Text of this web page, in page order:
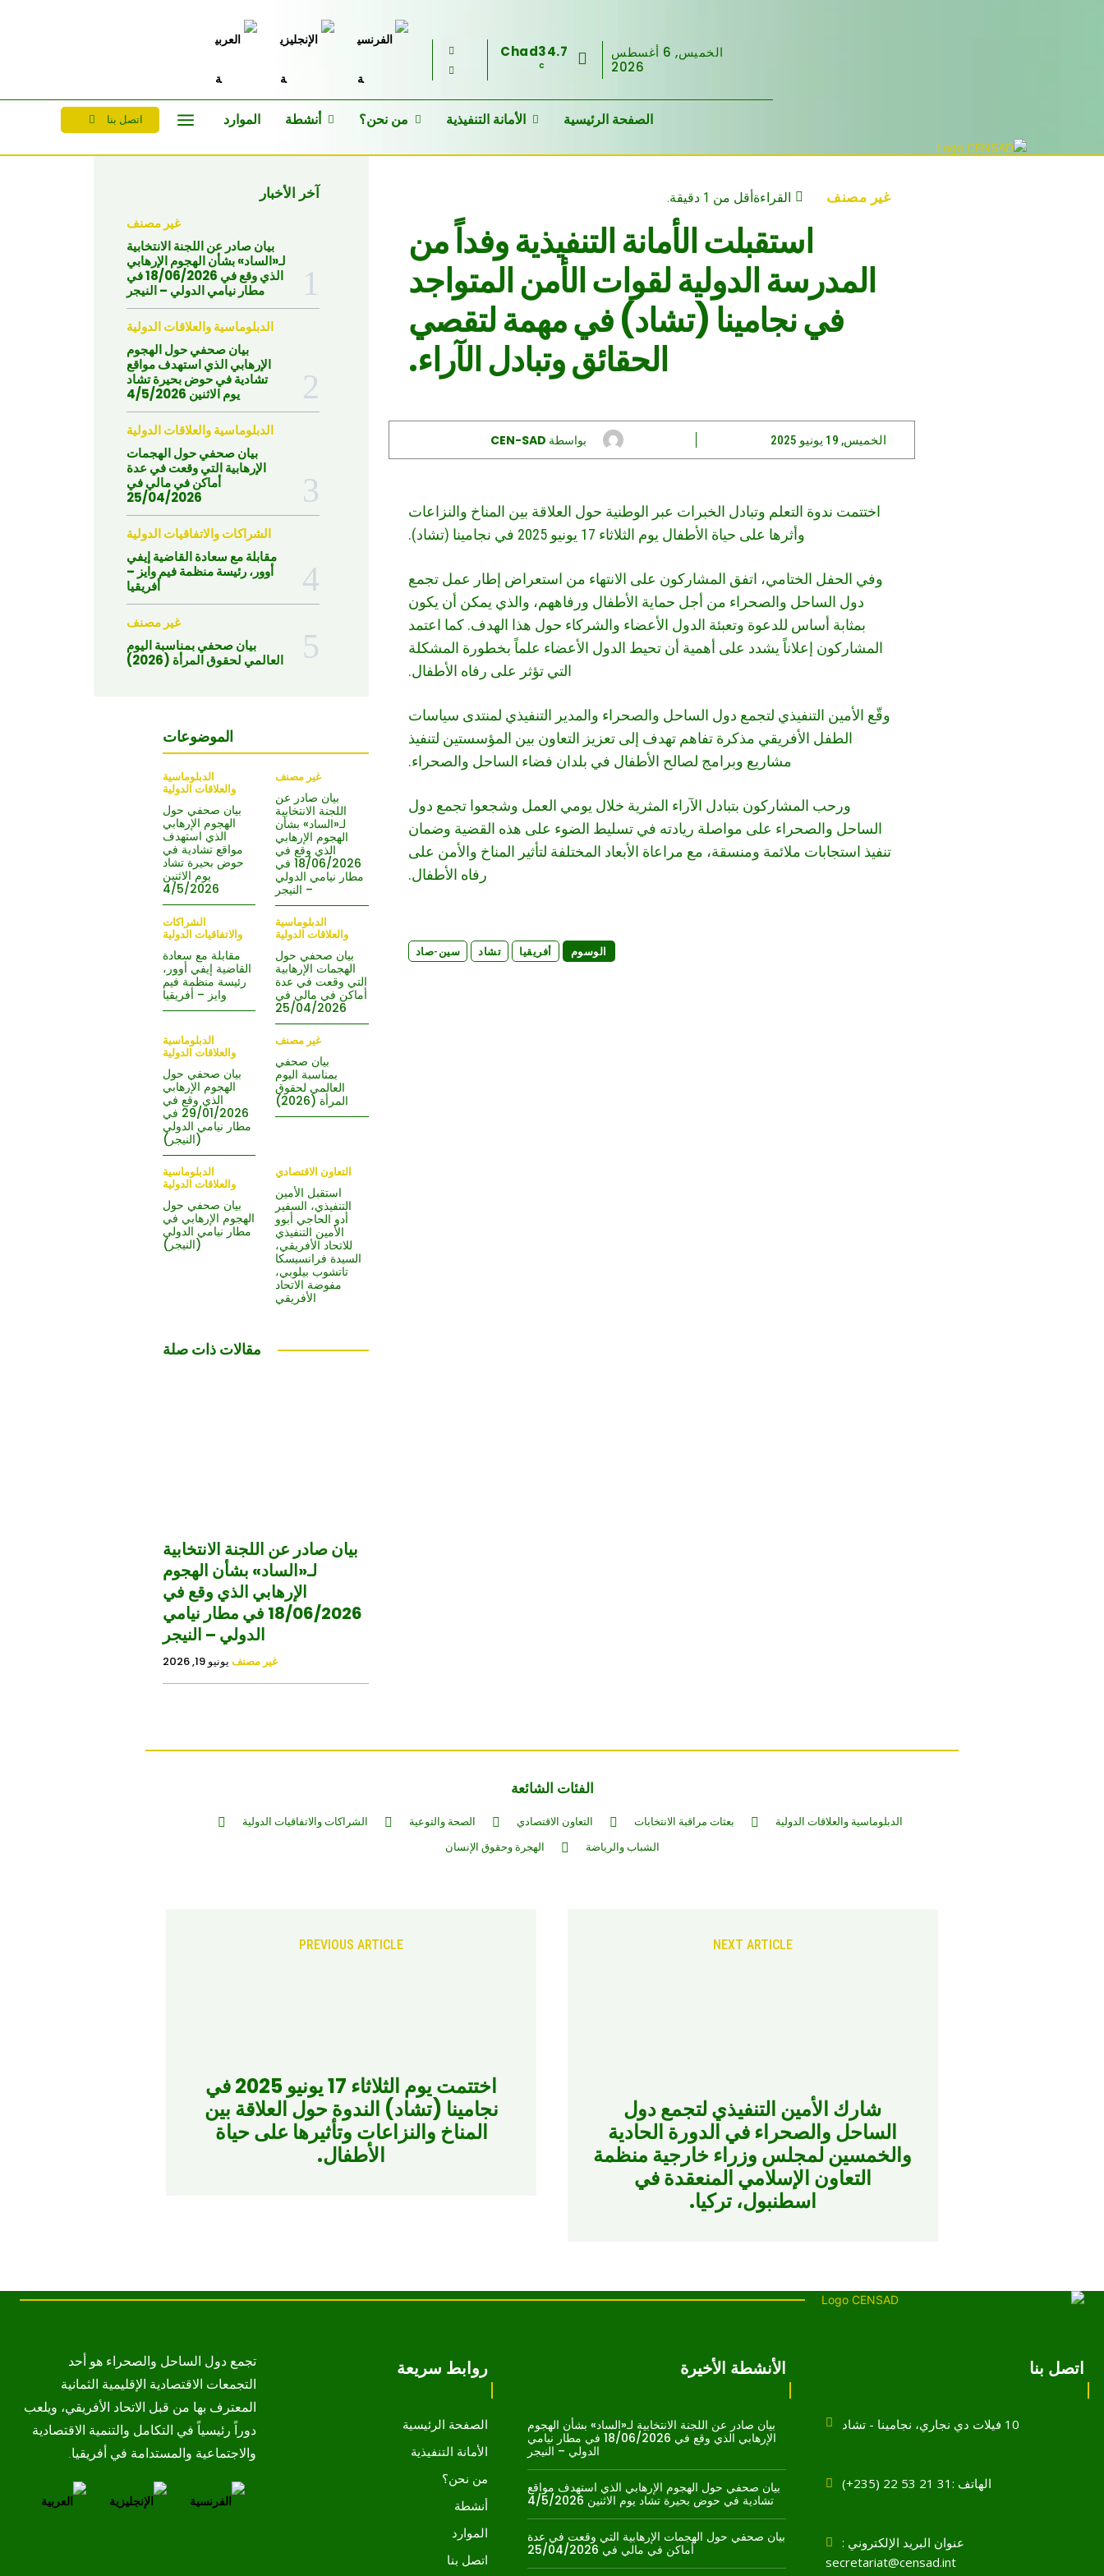
الخميس, 6 أغسطس
2026
34.7
C
Chad
الصفحة الرئيسية الأمانة التنفيذية من نحن؟ أنشطة الموارد اتصل بنا
غير مصنف القراءة أقل من 1 دقيقة.
استقبلت الأمانة التنفيذية وفداً من
المدرسة الدولية لقوات الأمن المتواجد
في نجامينا (تشاد) في مهمة لتقصي
الحقائق وتبادل الآراء.
بواسطة CEN-SAD الخميس, 19 يونيو 2025
اختتمت ندوة التعلم وتبادل الخبرات عبر الوطنية حول العلاقة بين المناخ والنزاعات
وأثرها على حياة الأطفال يوم الثلاثاء 17 يونيو 2025
في نجامينا (تشاد).
وفي الحفل الختامي، اتفق المشاركون على الانتهاء من استعراض إطار عمل تجمع
دول الساحل والصحراء من أجل حماية الأطفال ورفاههم، والذي يمكن أن يكون
بمثابة أساس للدعوة وتعبئة الدول الأعضاء والشركاء حول هذا الهدف. كما اعتمد
المشاركون إعلاناً يشدد على أهمية أن تحيط الدول الأعضاء علماً بخطورة المشكلة
التي تؤثر على رفاه الأطفال.
وقّع الأمين التنفيذي لتجمع دول الساحل والصحراء والمدير التنفيذي لمنتدى سياسات
الطفل الأفريقي مذكرة تفاهم تهدف إلى تعزيز التعاون بين المؤسستين لتنفيذ
مشاريع وبرامج لصالح الأطفال في بلدان فضاء الساحل والصحراء.
ورحب المشاركون بتبادل الآراء المثرية خلال يومي العمل وشجعوا تجمع دول
الساحل والصحراء على مواصلة ريادته في تسليط الضوء على هذه القضية وضمان
تنفيذ استجابات ملائمة ومنسقة، مع مراعاة الأبعاد المختلفة لتأثير المناخ والأمن على
رفاه الأطفال.
الوسوم أفريقيا تشاد سين-صاد
آخر الأخبار
غير مصنف
بيان صادر عن اللجنة الانتخابية
لـ«الساد» بشأن الهجوم الإرهابي
الذي وقع في 18/06/2026 في
مطار نيامي الدولي – النيجر
الدبلوماسية والعلاقات الدولية
بيان صحفي حول الهجوم
الإرهابي الذي استهدف مواقع
تشادية في حوض بحيرة تشاد
يوم الاثنين 4/5/2026
الدبلوماسية والعلاقات الدولية
بيان صحفي حول الهجمات
الإرهابية التي وقعت في عدة
أماكن في مالي في
25/04/2026
الشراكات والاتفاقيات الدولية
مقابلة مع سعادة القاضية إيفي
أوور، رئيسة منظمة فيم وايز –
أفريقيا
غير مصنف
بيان صحفي بمناسبة اليوم
العالمي لحقوق المرأة (2026)
الموضوعات
غير مصنف
بيان صادر عن
اللجنة الانتخابية
لـ«الساد» بشأن
الهجوم الإرهابي
الذي وقع في
18/06/2026 في
مطار نيامي الدولي
– النيجر
الدبلوماسية
والعلاقات الدولية
بيان صحفي حول
الهجوم الإرهابي
الذي استهدف
مواقع تشادية في
حوض بحيرة تشاد
يوم الاثنين
4/5/2026
الدبلوماسية
والعلاقات الدولية
بيان صحفي حول
الهجمات الإرهابية
التي وقعت في عدة
أماكن في مالي في
25/04/2026
الشراكات
والاتفاقيات الدولية
مقابلة مع سعادة
القاضية إيفي أوور،
رئيسة منظمة فيم
وايز – أفريقيا
غير مصنف
بيان صحفي
بمناسبة اليوم
العالمي لحقوق
المرأة (2026)
الدبلوماسية
والعلاقات الدولية
بيان صحفي حول
الهجوم الإرهابي
الذي وقع في
29/01/2026 في
مطار نيامي الدولي
(النيجر)
التعاون الاقتصادي
استقبل الأمين
التنفيذي، السفير
أدو الحاجي أبوو
الأمين التنفيذي
للاتحاد الأفريقي،
السيدة فرانسيسكا
تاتشوب بيلوبي،
مفوضة الاتحاد
الأفريقي
الدبلوماسية
والعلاقات الدولية
بيان صحفي حول
الهجوم الإرهابي في
مطار نيامي الدولي
(النيجر)
مقالات ذات صلة
بيان صادر عن اللجنة الانتخابية
لـ«الساد» بشأن الهجوم
الإرهابي الذي وقع في
18/06/2026 في مطار نيامي
الدولي – النيجر
غير مصنف يونيو 19, 2026
الفئات الشائعة
الدبلوماسية والعلاقات الدولية بعثات مراقبة الانتخابات التعاون الاقتصادي الصحة والتوعية
الشراكات والاتفاقيات الدولية
الشباب والرياضة
الهجرة وحقوق الإنسان
PREVIOUS ARTICLE
اختتمت يوم الثلاثاء 17 يونيو 2025 في
نجامينا (تشاد) الندوة حول العلاقة بين
المناخ والنزاعات وتأثيرها على حياة
الأطفال.
NEXT ARTICLE
شارك الأمين التنفيذي لتجمع دول
الساحل والصحراء في الدورة الحادية
والخمسين لمجلس وزراء خارجية منظمة
التعاون الإسلامي المنعقدة في
اسطنبول، تركيا.
تجمع دول الساحل والصحراء هو أحد
التجمعات الاقتصادية الإقليمية الثمانية
المعترف بها من قبل الاتحاد الأفريقي، ويلعب
دوراً رئيسياً في التكامل والتنمية الاقتصادية
والاجتماعية والمستدامة في أفريقيا.
روابط سريعة
الصفحة الرئيسية
الأمانة التنفيذية
من نحن؟
أنشطة
الموارد
اتصل بنا
الأنشطة الأخيرة
بيان صادر عن اللجنة الانتخابية لـ«الساد» بشأن الهجوم
الإرهابي الذي وقع في 18/06/2026 في مطار نيامي
الدولي – النيجر
بيان صحفي حول الهجوم الإرهابي الذي استهدف مواقع
تشادية في حوض بحيرة تشاد يوم الاثنين 4/5/2026
بيان صحفي حول الهجمات الإرهابية التي وقعت في عدة
أماكن في مالي في 25/04/2026
اتصل بنا
10 فيلات دي نجاري، نجامينا - تشاد
الهاتف :31 21 53 22 (235+)
عنوان البريد الإلكتروني :
secretariat@censad.int